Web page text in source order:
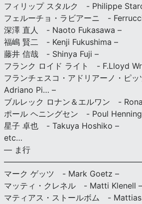
フィリップ スタルク - Philippe
フェルーチョ・ラビアーニ -
深澤 直人 - Naoto Fukasawa –
福嶋 賢二 - Kenji Fukushima –
藤井 信哉 - Shinya Fuji –
フランク ロイド ライト - F.Lloyd
フランチェスコ・アドリアーノ・ピ
Adriano Pi… –
ブルレック ロナン＆エルワン -
ポール ヘニングセン - Poul
星子 卓也 - Takuya Hoshiko –
etc…
— ま行
マーク ゲッツ - Mark Goetz –
マッティ・クレネル - Matti Klenell –
マティアス・ストールボム -